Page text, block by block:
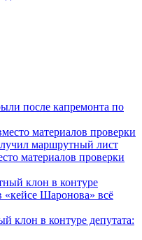
после капремонта по
материалов проверки
клон в контуре депутата: